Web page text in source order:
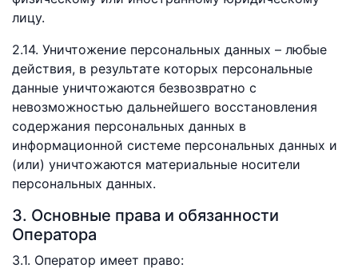
лицу.
2.14. Уничтожение персональных данных – любые
действия, в результате которых персональные
данные уничтожаются безвозвратно с
невозможностью дальнейшего восстановления
содержания персональных данных в
информационной системе персональных данных и
(или) уничтожаются материальные носители
персональных данных.
3. Основные права и обязанности
Оператора
3.1. Оператор имеет право: